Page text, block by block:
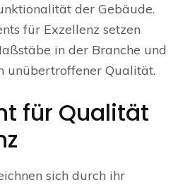
der Gebäude.
für Exzellenz setzen
in der Branche und
unübertroffener Qualität.
für Qualität
sich durch ihr